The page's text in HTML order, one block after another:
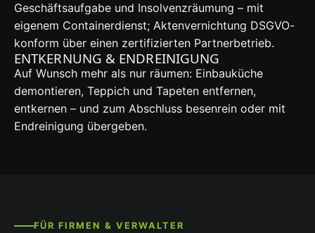
Geschäftsaufgabe und Insolvenzräumung – mit
eigenem Containerdienst; Aktenvernichtung DSGVO-
konform über einen zertifizierten Partnerbetrieb.
ENTKERNUNG & ENDREINIGUNG
Auf Wunsch mehr als nur räumen: Einbauküche
demontieren, Teppich und Tapeten entfernen,
entkernen – und zum Abschluss besenrein oder mit
Endreinigung übergeben.
FÜR FIRMEN & VERWALTER